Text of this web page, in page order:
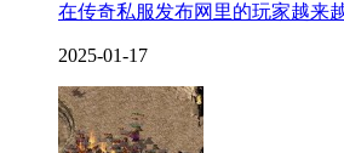
在传奇私服发布网里的玩家越来
2025-01-17